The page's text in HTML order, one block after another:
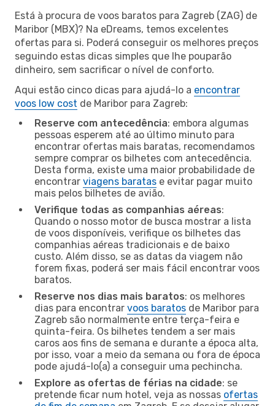
Está à procura de voos baratos para Zagreb (ZAG) de
Maribor (MBX)? Na eDreams, temos excelentes
ofertas para si. Poderá conseguir os melhores preços
seguindo estas dicas simples que lhe pouparão
dinheiro, sem sacrificar o nível de conforto.
Aqui estão cinco dicas para ajudá-lo a encontrar
voos low cost de Maribor para Zagreb:
Reserve com antecedência: embora algumas
pessoas esperem até ao último minuto para
encontrar ofertas mais baratas, recomendamos
sempre comprar os bilhetes com antecedência.
Desta forma, existe uma maior probabilidade de
encontrar viagens baratas e evitar pagar muito
mais pelos bilhetes de avião.
Verifique todas as companhias aéreas:
Quando o nosso motor de busca mostrar a lista
de voos disponíveis, verifique os bilhetes das
companhias aéreas tradicionais e de baixo
custo. Além disso, se as datas da viagem não
forem fixas, poderá ser mais fácil encontrar voos
baratos.
Reserve nos dias mais baratos: os melhores
dias para encontrar voos baratos de Maribor para
Zagreb são normalmente entre terça-feira e
quinta-feira. Os bilhetes tendem a ser mais
caros aos fins de semana e durante a época alta,
por isso, voar a meio da semana ou fora de época
pode ajudá-lo(a) a conseguir uma pechincha.
Explore as ofertas de férias na cidade: se
pretende ficar num hotel, veja as nossas ofertas